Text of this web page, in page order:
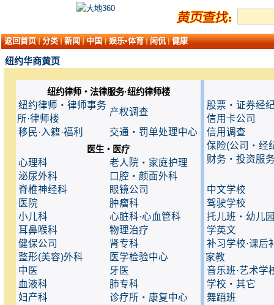
返回首页 分类 新闻 中国 娱乐•体育 闲侃 健康
纽约华商黄页
纽约律师・法律服务·纽约律师楼
纽约律师・律师事务
所·律师楼
产权调查
移民·入籍·福利
交通・罚单处理中心
医生・医疗
心理科
老人院・家庭护理
泌尿外科
口腔・颜面外科
脊椎神经科
眼镜公司
医院
肿瘤科
小儿科
心脏科·心血管科
耳鼻喉科
物理治疗
健保公司
肾专科
整形(美容)外科
医学检验中心
中医
牙医
血液科
肺专科
妇产科
诊疗所・康复中心
股票・证券经
信用卡公司
信用调查
保险(公司・经
财务・投资服
中文学校
驾驶学校
托儿班・幼儿
学英文
补习学校·课后
家教
音乐班·艺术学
学校・其它
舞蹈班